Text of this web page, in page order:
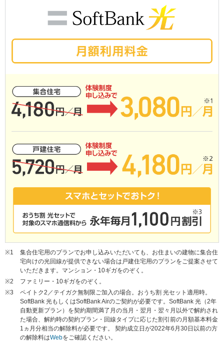
※1
集合住宅用のプランでお申し込みいただいても、お住まいの建物に集合住
宅向けの光回線が提供できない場合は戸建住宅用のプランをご提案させて
いただきます。マンション・10ギガをのぞく。
※2
ファミリー・10ギガをのぞく。
※3
ペイトク2／テイガク無制限ご加入の場合。おうち割 光セット適用時。
SoftBank 光もしくはSoftBank Airのご契約が必要です。SoftBank 光（2年
自動更新プラン）を契約期間満了月の当月・翌月・翌々月以外で解約され
た場合、解約時の契約プラン・回線タイプに応じた割引前の月額基本料金
1ヵ月分相当の解除料が必要です。 契約成立日が2022年6月30日以前の方
の解除料はWebをご確認ください。